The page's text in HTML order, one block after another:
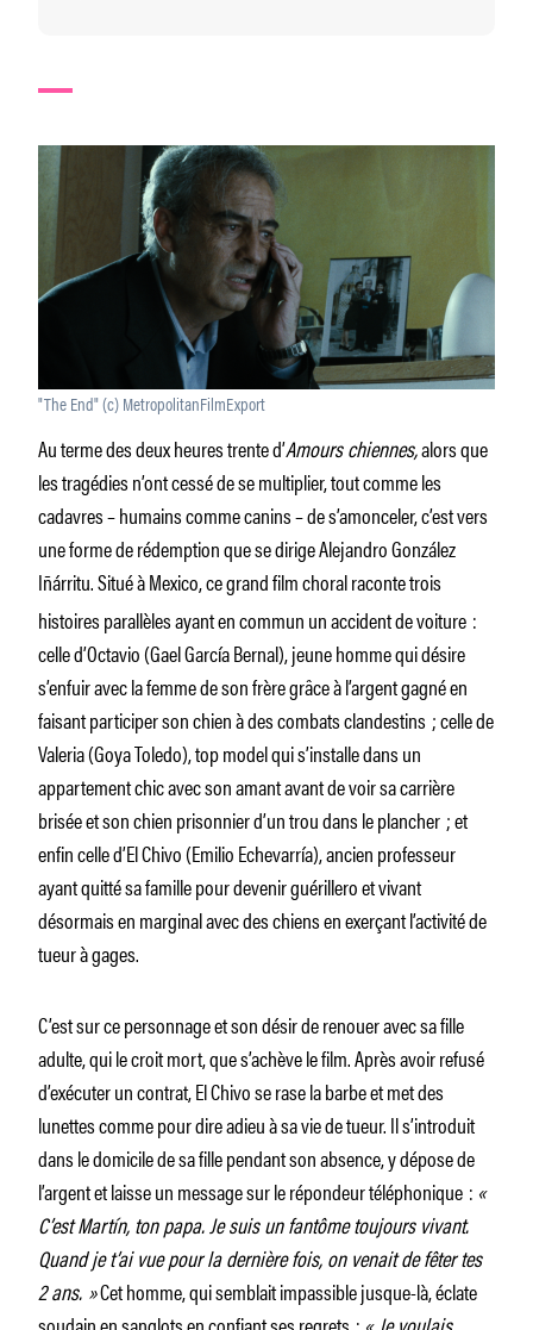
"The End" (c) MetropolitanFilmExport
Au terme des deux heures trente d’Amours chiennes,alors que
les tragédies n’ont cessé de se multiplier, tout comme les
cadavres – humains comme canins – de s’amonceler, c’est vers
une forme de rédemption que se dirige Alejandro González
Iñárritu.Situé à Mexico, ce grand film choral raconte trois
histoires parallèles ayant en commun un accident de voiture :
celle d’Octavio (Gael García Bernal), jeune homme qui désire
s’enfuir avec la femme de son frère grâce à l’argent gagné en
faisant participer son chien à des combats clandestins ; celle de
Valeria (Goya Toledo), top model qui s’installe dans un
appartement chic avec son amant avant de voir sa carrière
brisée et son chien prisonnier d’un trou dans le plancher ; et
enfin celle d’El Chivo (Emilio Echevarría), ancien professeur
ayant quitté sa famille pour devenir guérillero et vivant
désormais en marginal avec des chiens en exerçant l’activité de
tueur à gages.
C’est sur ce personnage et son désir de renouer avec sa fille
adulte, qui le croit mort, que s’achève le film. Après avoir refusé
d’exécuter un contrat, El Chivo se rase la barbe et met des
lunettes comme pour dire adieu à sa vie de tueur. Il s’introduit
dans le domicile de sa fille pendant son absence, y dépose de
l’argent et laisse un message sur le répondeur téléphonique : «
C’est Martín, ton papa. Je suis un fantôme toujours vivant.
Quand je t’ai vue pour la dernière fois, on venait de fêter tes
2 ans. »Cet homme, qui semblait impassible jusque-là, éclate
soudain en sanglots en confiant ses regrets : « Je voulais